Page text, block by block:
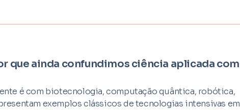
que ainda confundimos ciência aplicada com
é com biotecnologia, computação quântica, robótica,
exemplos clássicos de tecnologias intensivas em